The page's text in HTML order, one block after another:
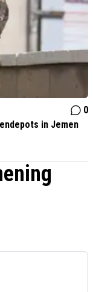
0
in Jemen